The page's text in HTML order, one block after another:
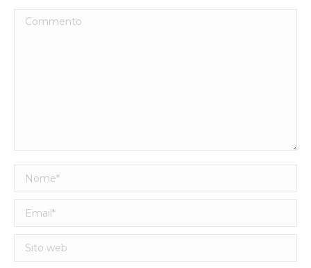
Commento
Nome *
Email *
Sito web